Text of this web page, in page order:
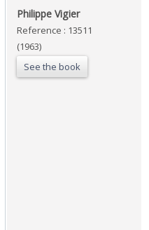
‎Philippe Vigier‎
Reference : 13511
(1963)
See the book